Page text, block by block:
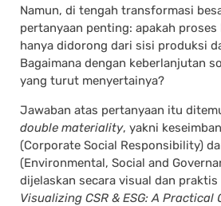
Namun, di tengah transformasi
pertanyaan penting: apakah
hanya didorong dari sisi produksi
Bagaimana dengan keberlanjutan
yang turut menyertainya?
Jawaban atas pertanyaan itu
double materiality, yakni
(Corporate Social Responsibility)
(Environmental, Social and
dijelaskan secara visual dan praktis
Visualizing CSR & ESG: A Practical